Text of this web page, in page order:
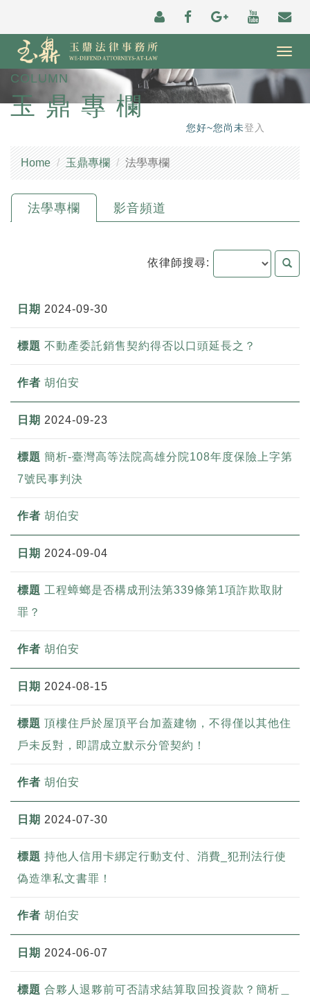
COLUMN
玉鼎專欄
您好~您尚未登入
Home 玉鼎專欄 法學專欄
法學專欄 影音頻道
依律師搜尋:
2024-09-30
不動產委託銷售契約得否以口頭延長之？
胡伯安
2024-09-23
簡析-臺灣高等法院高雄分院108年度保險上字第
7號民事判決
胡伯安
2024-09-04
工程蟑螂是否構成刑法第339條第1項詐欺取財
罪？
胡伯安
2024-08-15
頂樓住戶於屋頂平台加蓋建物，不得僅以其他住
戶未反對，即謂成立默示分管契約！
胡伯安
2024-07-30
持他人信用卡綁定行動支付、消費_犯刑法行使
偽造準私文書罪！
胡伯安
2024-06-07
合夥人退夥前可否請求結算取回投資款？簡析＿